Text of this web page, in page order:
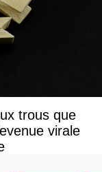
trous que
virale